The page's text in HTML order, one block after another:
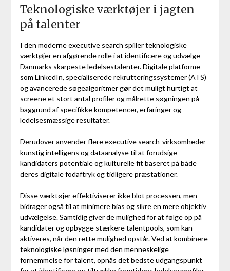
Teknologiske værktøjer i jagten
på talenter
I den moderne executive search spiller teknologiske
værktøjer en afgørende rolle i at identificere og udvælge
Danmarks skarpeste ledelsestalenter. Digitale platforme
som LinkedIn, specialiserede rekrutteringssystemer (ATS)
og avancerede søgealgoritmer gør det muligt hurtigt at
screene et stort antal profiler og målrette søgningen på
baggrund af specifikke kompetencer, erfaringer og
ledelsesmæssige resultater.
Derudover anvender flere executive search-virksomheder
kunstig intelligens og dataanalyse til at forudsige
kandidaters potentiale og kulturelle fit baseret på både
deres digitale fodaftryk og tidligere præstationer.
Disse værktøjer effektiviserer ikke blot processen, men
bidrager også til at minimere bias og sikre en mere objektiv
udvælgelse. Samtidig giver de mulighed for at følge op på
kandidater og opbygge stærkere talentpools, som kan
aktiveres, når den rette mulighed opstår. Ved at kombinere
teknologiske løsninger med den menneskelige
fornemmelse for talent, opnås det bedste udgangspunkt